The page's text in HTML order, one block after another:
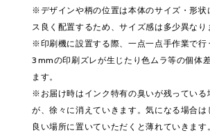
※デザインや柄の位置は本体のサイズ・形状
ス良く配置するため、サイズ感は多少異なり
※印刷機に設置する際、一点一点手作業で
3mmの印刷ズレが生じたり色ムラ等の個体
ます。
※お届け時はインク特有の臭いが残っている
が、徐々に消えていきます。気になる場合は
良い場所に置いていただくと薄れていきます。